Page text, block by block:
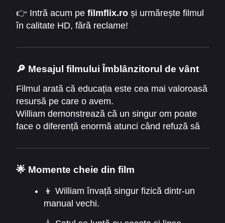
👉 Intră acum pe filmflix.ro și urmărește filmul
în calitate HD, fără reclame!
🔎 Mesajul filmului Îmblânzitorul de vânt
Filmul arată că educația este cea mai valoroasă
resursă pe care o avem.
William demonstrează că un singur om poate
face o diferență enormă atunci când refuză să
The Boy Who Harnessed the Wind 2019
Online Subtitrat
devine astfel o lecție despre
curaj, determinare și inovație.
🌟 Momente cheie din film
👦 William învață singur fizică dintr-un
manual vechi.